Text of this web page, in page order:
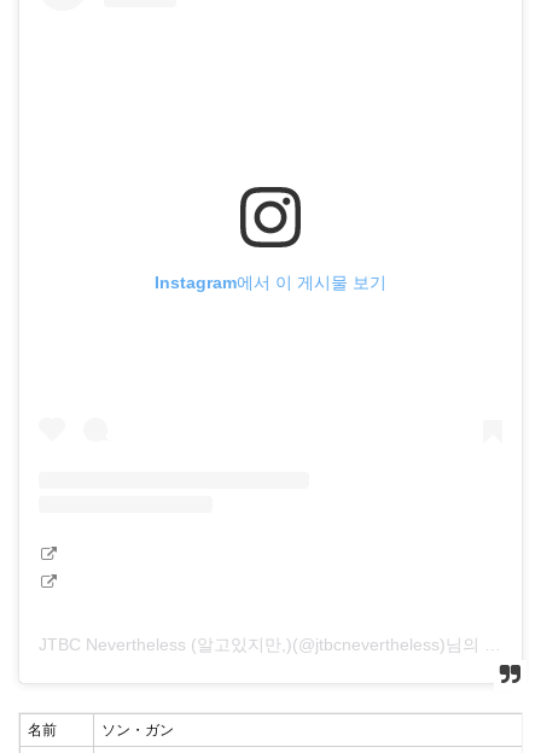
Instagram에서 이 게시물 보기
名前
ソン・ガン